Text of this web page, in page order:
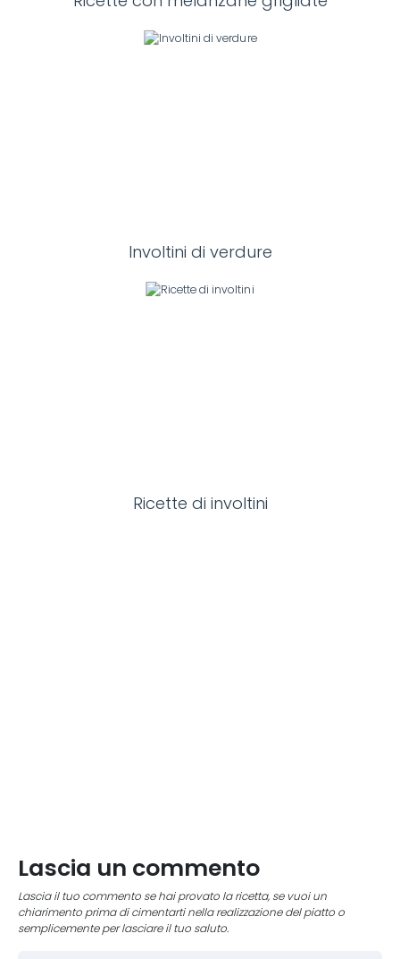
Involtini di verdure
Ricette di involtini
Lascia un commento
Lascia il tuo commento se hai provato la ricetta, se vuoi un
chiarimento prima di cimentarti nella realizzazione del piatto o
semplicemente per lasciare il tuo saluto.